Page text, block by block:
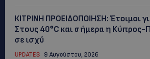
ΚΙΤΡΙΝΗ ΠΡΟΕΙΔΟΠΟΙΗΣΗ: Έτοιμοι
Στους 40°C και σήμερα η Κύπρος-
σε ισχύ
UPDATES 9 Αυγούστου, 2026